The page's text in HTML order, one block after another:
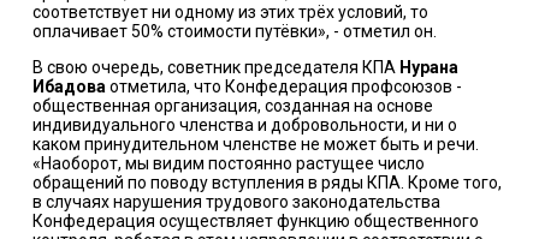
соответствует ни одному из этих трёх условий, то
оплачивает 50% стоимости путёвки», - отметил он.
В свою очередь, советник председателя КПА Нурана
Ибадоваотметила, что Конфедерация профсоюзов -
общественная организация, созданная на основе
индивидуального членства и добровольности, и ни о
каком принудительном членстве не может быть и речи.
«Наоборот, мы видим постоянно растущее число
обращений по поводу вступления в ряды КПА. Кроме того,
в случаях нарушения трудового законодательства
Конфедерация осуществляет функцию общественного